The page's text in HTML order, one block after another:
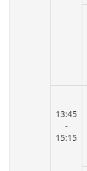
13:45
-
15:15